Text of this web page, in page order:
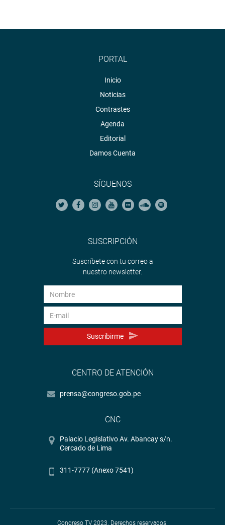
PORTAL
Inicio
Noticias
Contrastes
Agenda
Editorial
Damos Cuenta
SÍGUENOS
SUSCRIPCIÓN
Suscríbete con tu correo a
nuestro newsletter.
Suscribirme
CENTRO DE ATENCIÓN
prensa@congreso.gob.pe
CNC
Palacio Legislativo Av. Abancay s/n.
Cercado de Lima
311-7777 (Anexo 7541)
Congreso TV 2023. Derechos reservados.